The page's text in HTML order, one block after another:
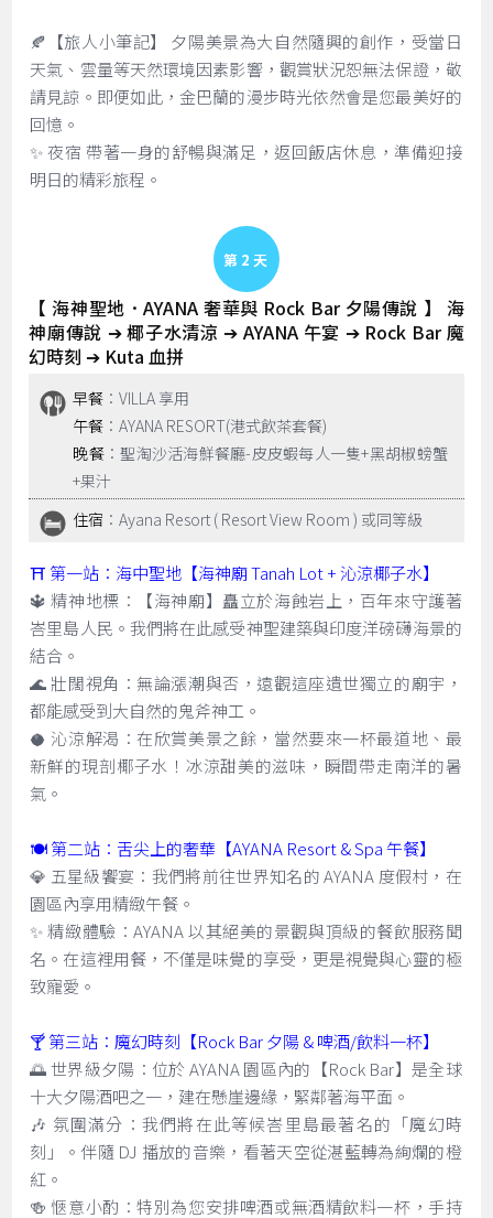
🍂【旅人小筆記】 夕陽美景為大自然隨興的創作，受當日
天氣、雲量等天然環境因素影響，觀賞狀況恕無法保證，敬
請見諒。即便如此，金巴蘭的漫步時光依然會是您最美好的
回憶。
✨ 夜宿 帶著一身的舒暢與滿足，返回飯店休息，準備迎接
明日的精彩旅程。
Day 2
【 海神聖地．AYANA 奢華與 Rock Bar 夕陽傳說 】 海
神廟傳說 ➔ 椰子水清涼 ➔ AYANA 午宴 ➔ Rock Bar 魔
幻時刻 ➔ Kuta 血拼
早餐 ：VILLA 享用
午餐 ：AYANA RESORT(港式飲茶套餐)
晚餐 ：聖淘沙活海鮮餐廳-皮皮蝦每人一隻+黑胡椒螃蟹
+果汁
住宿 ：Ayana Resort ( Resort View Room ) 或同等級
⛩️ 第一站：海中聖地【海神廟 Tanah Lot + 沁涼椰子水】
🔱 精神地標：【海神廟】矗立於海蝕岩上，百年來守護著
峇里島人民。我們將在此感受神聖建築與印度洋磅礴海景的
結合。
🌊 壯闊視角：無論漲潮與否，遠觀這座遺世獨立的廟宇，
都能感受到大自然的鬼斧神工。
🥥 沁涼解渴：在欣賞美景之餘，當然要來一杯最道地、最
新鮮的現剖椰子水！冰涼甜美的滋味，瞬間帶走南洋的暑
氣。
🍽️ 第二站：舌尖上的奢華【AYANA Resort & Spa 午餐】
💎 五星級饗宴：我們將前往世界知名的 AYANA 度假村，在
園區內享用精緻午餐。
✨ 精緻體驗：AYANA 以其絕美的景觀與頂級的餐飲服務聞
名。在這裡用餐，不僅是味覺的享受，更是視覺與心靈的極
致寵愛。
🍸 第三站：魔幻時刻【Rock Bar 夕陽 & 啤酒/飲料一杯】
🌅 世界級夕陽：位於 AYANA 園區內的【Rock Bar】是全球
十大夕陽酒吧之一，建在懸崖邊緣，緊鄰著海平面。
🎶 氛圍滿分：我們將在此等候峇里島最著名的「魔幻時
刻」。伴隨 DJ 播放的音樂，看著天空從湛藍轉為絢爛的橙
紅。
🍻 愜意小酌：特別為您安排啤酒或無酒精飲料一杯，手持